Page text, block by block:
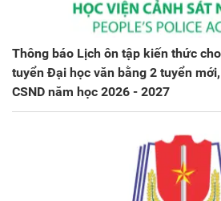
Thông báo Lịch ôn tập kiến thức
tuyển Đại học văn bằng 2 tuyển
CSND năm học 2026 - 2027